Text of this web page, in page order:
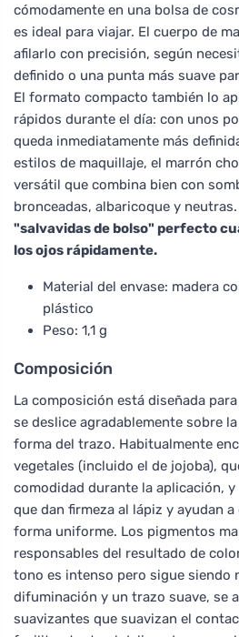
cómodamente en una bolsa de
es ideal para viajar. El cuerpo de
afilarlo con precisión, según
definido o una punta más suave
El formato compacto también lo
rápidos durante el día: con unos
queda inmediatamente más
estilos de maquillaje, el marrón
versátil que combina bien con
bronceadas, albaricoque y neutras.
"salvavidas de bolso" perfecto
los ojos rápidamente.
Material del envase: madera
plástico
Peso: 1,1 g
Composición
La composición está diseñada
se deslice agradablemente sobre
forma del trazo. Habitualmente
vegetales (incluido el de jojoba),
comodidad durante la aplicación,
que dan firmeza al lápiz y ayudan
forma uniforme. Los pigmentos
responsables del resultado de
tono es intenso pero sigue siendo
difuminación y un trazo suave, se
suavizantes que suavizan el